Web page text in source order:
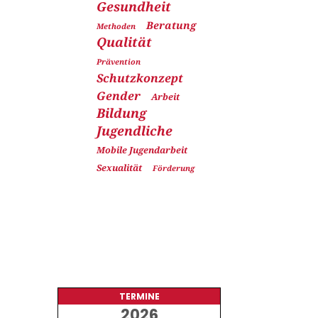
Gesundheit
Methoden Beratung
Qualität
Prävention
Schutzkonzept
Gender
Arbeit
Bildung
Jugendliche
Mobile Jugendarbeit
Sexualität
Förderung
TERMINE